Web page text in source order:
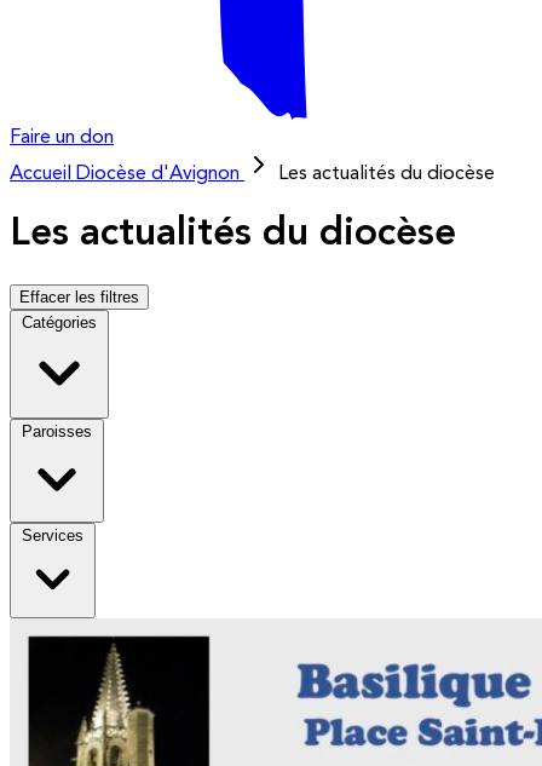
Faire un don
Accueil
Diocèse d'Avignon Les actualités du diocèse
Les actualités du diocèse
Effacer les filtres
Catégories
Paroisses
Services